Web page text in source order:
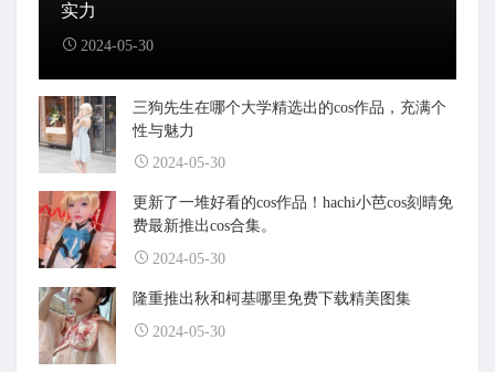
实力
2024-05-30
三狗先生在哪个大学精选出的cos作品，充满个
性与魅力
2024-05-30
更新了一堆好看的cos作品！hachi小芭cos刻晴免
费最新推出cos合集。
2024-05-30
隆重推出秋和柯基哪里免费下载精美图集
2024-05-30